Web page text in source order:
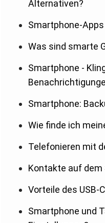
Alternativen?
Smartphone-
Was sind smarte
Smartphone -
Smartphone:
Wie finde ich
Telefonieren mit
Kontakte auf dem
Vorteile des USB-
Smartphone und